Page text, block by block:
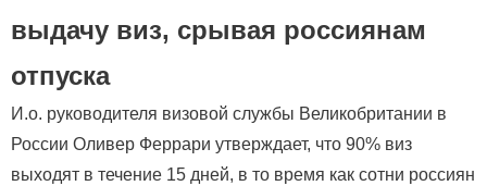
выдачу виз, срывая россиянам
отпуска
И.о. руководителя визовой службы Великобритании в
России Оливер Феррари утверждает, что 90% виз
выходят в течение 15 дней, в то время как сотни россиян